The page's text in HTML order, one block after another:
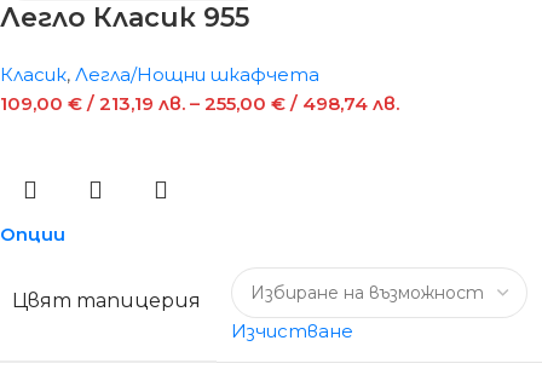
Легло Класик 955
Класик, Легла/Нощни шкафчета
109,00 € / 213,19 лв. – 255,00 € / 498,74 лв.
Опции
Цвят тапицерия
Изчистване